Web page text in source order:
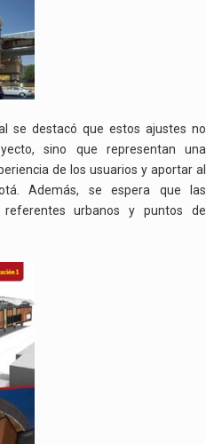
se destacó que estos ajustes no
sino que representan una
de los usuarios y aportar al
Además, se espera que las
urbanos y puntos de